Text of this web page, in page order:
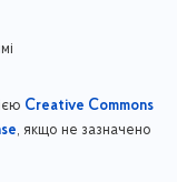
Creative Commons
, якщо не зазначено